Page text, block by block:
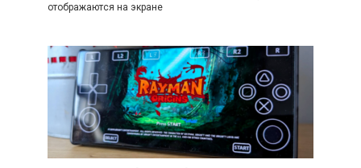
отображаются на экране